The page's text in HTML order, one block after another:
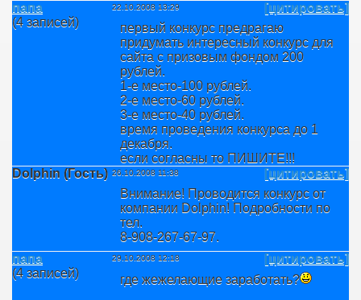
папа
(4 записей)
22.10.2008 13:29
[цитировать]
первый конкурс предрагаю
придумать интересный конкурс для
сайта с призовым фондом 200
рублей.
1-е место-100 рублей.
2-е место-60 рублей.
3-е место-40 рублей.
время проведения конкурса до 1
декабря.
если согласны то ПИШИТЕ!!!
Dolphin (Гость) 26.10.2008 11:38
[цитировать]
Внимание! Проводится конкурс от
компании Dolphin! Подробности по
тел.
8-908-267-67-97.
папа
(4 записей)
29.10.2008 12:18
[цитировать]
где жежелающие заработать?